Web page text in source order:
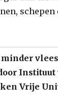
minder
Instituut
Vrije